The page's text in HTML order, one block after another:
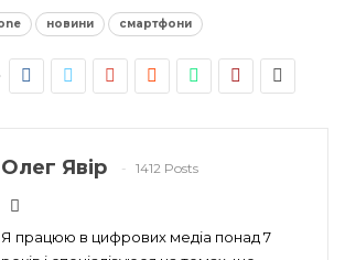
новини смартфони
Олег Явір 1412 Posts
Я працюю в цифрових медіа понад 7